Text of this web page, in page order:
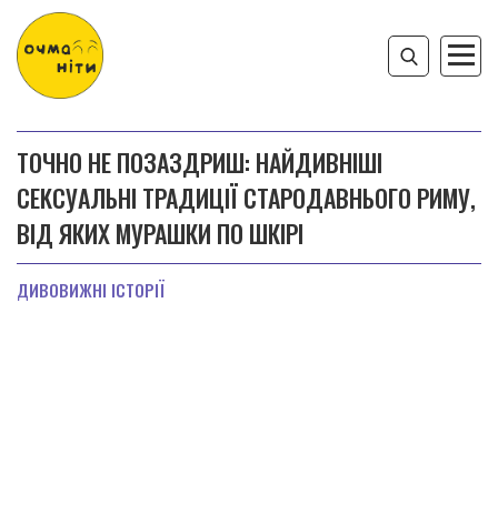
ТОЧНО НЕ ПОЗАЗДРИШ: НАЙДИВНІШІ
СЕKСУАЛЬНІ ТРАДИЦІЇ СТАРОДАВНЬОГО РИМУ,
ВІД ЯКИХ МУРАШКИ ПО ШКІРІ
ДИВОВИЖНІ ІСТОРІЇ